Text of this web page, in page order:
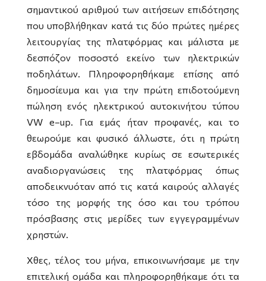
σημαντικού αριθμού των αιτήσεων επιδότησης
που υποβλήθηκαν κατά τις δύο πρώτες ημέρες
λειτουργίας της πλατφόρμας και μάλιστα με
δεσπόζον ποσοστό εκείνο των ηλεκτρικών
ποδηλάτων. Πληροφορηθήκαμε επίσης από
δημοσίευμα και για την πρώτη επιδοτούμενη
πώληση ενός ηλεκτρικού αυτοκινήτου τύπου
VW e–up. Για εμάς ήταν προφανές, και το
θεωρούμε και φυσικό άλλωστε, ότι η πρώτη
εβδομάδα αναλώθηκε κυρίως σε εσωτερικές
αναδιοργανώσεις της πλατφόρμας όπως
αποδεικνυόταν από τις κατά καιρούς αλλαγές
τόσο της μορφής της όσο και του τρόπου
πρόσβασης στις μερίδες των εγγεγραμμένων
χρηστών.
Χθες, τέλος του μήνα, επικοινωνήσαμε με την
επιτελική ομάδα και πληροφορηθήκαμε ότι τα